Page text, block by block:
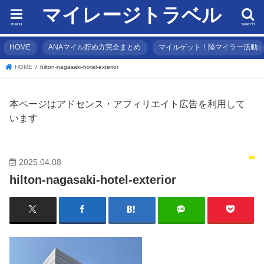
マイレージトラベル search
menu
HOME ANAマイル貯め方完全まとめ マイルゲット！陸マイラー活動
HOME hilton-nagasaki-hotel-exterior
本ページはアドセンス・アフィリエイト広告を利用して
います
2025.04.08
hilton-nagasaki-hotel-exterior